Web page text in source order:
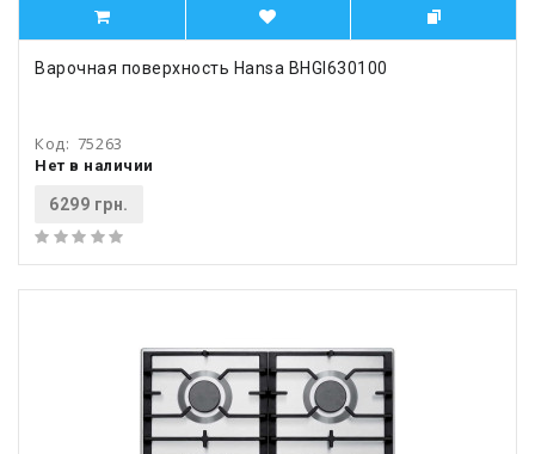
Варочная поверхность Hansa BHGI630100
Код: 75263
Нет в наличии
6299 грн.